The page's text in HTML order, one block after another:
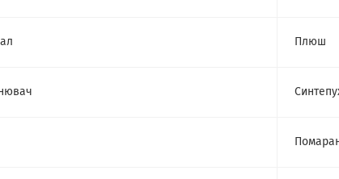
Плюш